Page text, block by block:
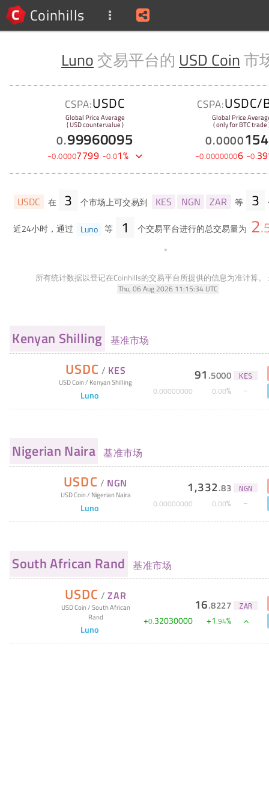
Coinhills
Luno 交易平台的 USD Coin市
CSPA:USDC
Global Price Average
( USD countervalue )
0.99960095
-0.00007799 -0.01%
CSPA:USDC/
Global Price
( only for BTC trade
0.0000
-0.00000006 -0.39
USDC 在 3 个市场上可交易到 KES NGN ZAR 等 3
近24小时，通过 Luno 等 1 个交易平台进行的总交易量为 2.
。
所有统计数据以登记在Coinhills的交易平台所提供的信息为准计算。
Thu, 06 Aug 2026 11:15:34 UTC
Kenyan Shilling 基准市场
USDC / KES
USD Coin/ Kenyan Shilling
Luno
91 .5000 KES
0.00000000 0.00%
Nigerian Naira 基准市场
USDC / NGN
USD Coin/ Nigerian Naira
Luno
1,332.83 NGN
0.00000000 0.00%
South African Rand 基准市场
USDC /ZAR
USD Coin/South African
Rand
Luno
16.8227 ZAR
+0.32030000 +1.94%